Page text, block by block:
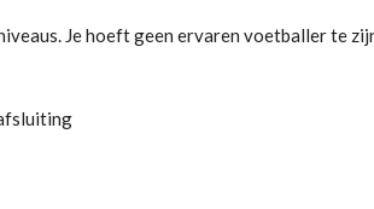
Je hoeft geen ervaren voetballer te